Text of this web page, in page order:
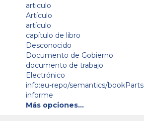
articulo
Artículo
artículo
capítulo de libro
Desconocido
Documento de Gobierno
documento de trabajo
Electrónico
info:eu-repo/semantics/bookParts
informe
Más opciones…